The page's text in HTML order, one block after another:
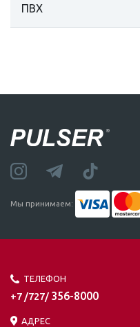
ПВХ
Мы принимаем:
ТЕЛЕФОН
+7 /727/ 356-8000
АДРЕС